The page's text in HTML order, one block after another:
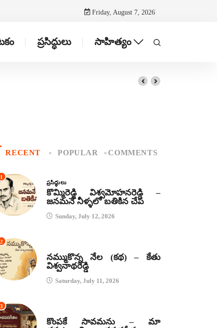
Friday, August 7, 2026
ప్రసిద్ధులు సాహిత్యం
RECENT POPULAR COMMENTS
1
ప్రసిద్ధులు
కొమ్మిరెడ్డి విశ్వమోహనరెడ్డి –
జనమనే నీళ్ళలో బతికిన చేప
Sunday, July 12, 2026
2
నమ్ముకొన్న నేల (కథ) – కేతు
విశ్వనాథరెడ్డి
Saturday, July 11, 2026
3
కొంపకే సావమను – మా